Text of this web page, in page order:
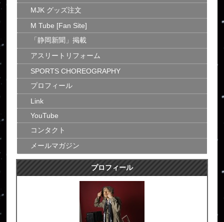
MJK グッズ注文
M Tube [Fan Site]
「静岡新聞」掲載
アスリートリフォーム
SPORTS CHOREOGRAPHY
プロフィール
Link
YouTube
コンタクト
メールマガジン
プロフィール